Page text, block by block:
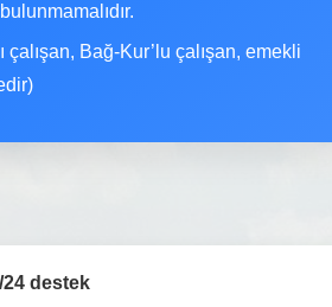
bulunmamalıdır.
çalışan, Bağ-Kur’lu çalışan, emekli
24 destek